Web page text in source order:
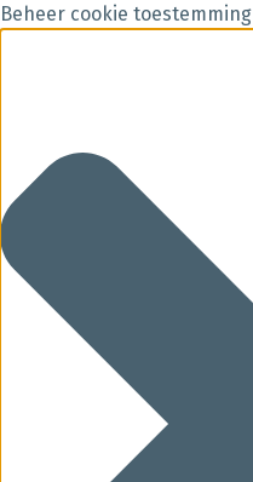
Beheer cookie toestemming